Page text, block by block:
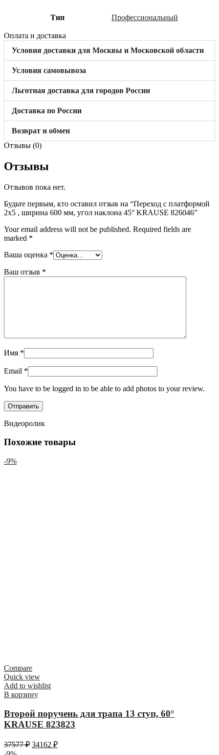
Тип Профессиональный
Оплата и доставка
Условия доставки для Москвы и Московской области
Условия самовывоза
Льготная доставка для городов России
Доставка по России
Возврат и обмен
Отзывы (0)
Отзывы
Отзывов пока нет.
Будьте первым, кто оставил отзыв на “Переход с платформой
2х5 , ширина 600 мм, угол наклона 45° KRAUSE 826046”
Your email address will not be published. Required fields are
marked *
Ваша оценка *
Ваш отзыв *
Имя *
Email *
You have to be logged in to be able to add photos to your review.
Видеоролик
Похожие товары
-9%
Compare
Quick view
Add to wishlist
В корзину
Второй поручень для трапа 13 ступ, 60°
KRAUSE 823823
37577₽ 34162 ₽